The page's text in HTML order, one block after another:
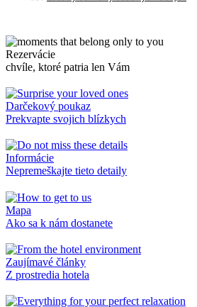
Rezervácie
chvíle, ktoré patria len Vám
Darčekový poukaz
Prekvapte svojich blízkych
Informácie
Nepremeškajte tieto detaily
Mapa
Ako sa k nám dostanete
Zaujímavé články
Z prostredia hotela